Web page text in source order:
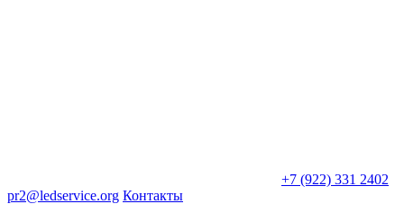
+7 (922) 331 2402
pr2@ledservice.org Контакты